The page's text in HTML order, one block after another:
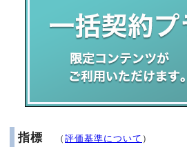
指標 （ 評価基準について ）